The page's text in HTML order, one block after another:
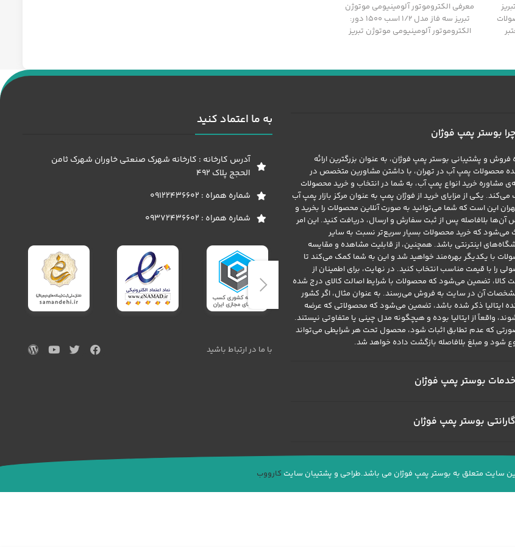
محصولات
معرفی الکتروموتور آلومینیومی موتوژن
تبریز سه فاز مدل 1/2 اسب 1500 دور:
الکتروموتور آلومینیومی موتوژن تبریز
چرا بوستر پمپ فوژان
فروش و پشتیبانی بوستر پمپ فوژان، به عنوان بزرگترین ارائه
محصولات پمپ آب در تهران، با داشتن مشاورین متخصص در
مشاوره خرید انواع پمپ آب، به شما در انتخاب و خرید محصولات
یکی از مزایای خرید از فوژان پمپ به عنوان مرکز بازار پمپ آب
این است که شما می‌توانید به صورت آنلاین محصولات را بخرید و
بلافاصله پس از ثبت سفارش و ارسال، دریافت کنید. این امر
می‌شود که خرید محصولات بسیار سریع‌تر نسبت به سایر
اینترنتی باشد. همچنین، از قابلیت مشاهده و مقایسه
با یکدیگر بهره‌مند خواهید شد و این به شما کمک می‌کند تا
را با قیمت مناسب انتخاب کنید. در نهایت، برای اطمینان از
کالا، تضمین می‌شود که محصولات با شرایط اصالت کالای درج شده
آن در سایت به فروش می‌رسند. به عنوان مثال، اگر کشور
ایتالیا ذکر شده باشد، تضمین می‌شود که محصولاتی که عرضه
واقعاً از ایتالیا بوده و هیچگونه مدل چینی یا متفاوتی نیستند.
که عدم تطابق اثبات شود، محصول تحت هر شرایطی می‌تواند
شود و مبلغ بلافاصله بازگشت داده خواهد شد.
خدمات بوستر پمپ فوژان
گارانتی بوستر پمپ فوژان
به ما اعتماد کنید
آدرس کارخانه : کارخانه شهرک صنعتی خاوران شهرک ثامن
الحجج پلاک 492
شماره همراه : 09122436602
شماره همراه : 09372436602
با ما در ارتباط باشید
سایت متعلق به بوستر پمپ فوژان می باشد.طراحی و پشتیبان سایت کارووب